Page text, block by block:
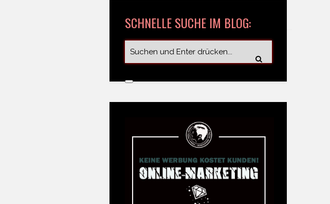
SCHNELLE SUCHE IM BLOG: